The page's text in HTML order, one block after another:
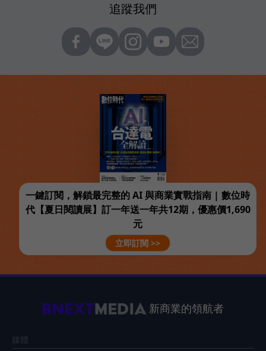
追蹤我們
一鍵訂閱，解鎖最完整的 AI 與商業實戰指南 | 數位時
代【夏日閱讀展】訂一年送一年共12期，優惠價1,690
元
立即訂閱 >>
新商業的領航者
媒體